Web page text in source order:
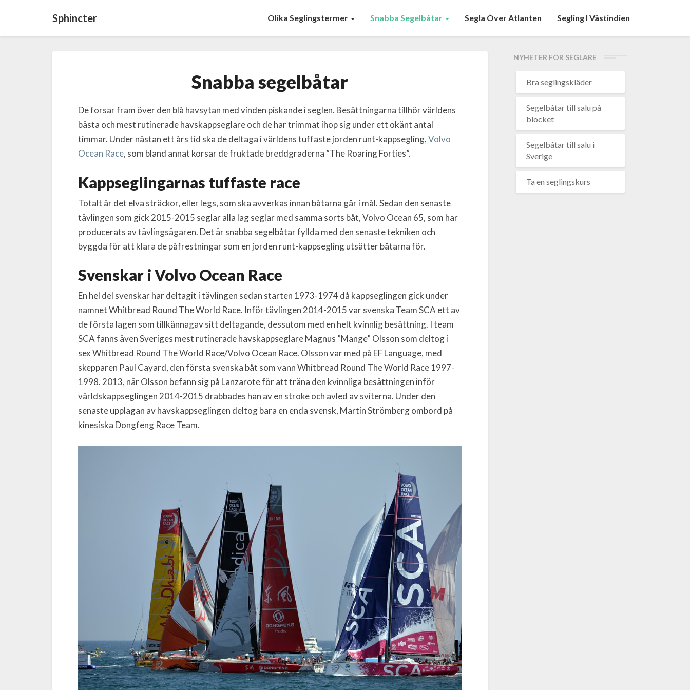
Sphincter Olika Seglingstermer Snabba Segelbåtar Segla Över Atlanten Segling I Västindien
segelbåtar
Snabba segelbåtar
De forsar fram över den blå havsytan med vinden piskande i seglen. Besättningarna tillhör världens
bästa och mest rutinerade havskappseglare och de har trimmat ihop sig under ett okänt antal
timmar. Under nästan ett års tid ska de deltaga i världens tuffaste jorden runt-kappsegling,Volvo
Ocean Race, som bland annat korsar de fruktade breddgraderna ”The Roaring Forties”.
Kappseglingarnas tuffaste race
Totalt är det elva sträckor, eller legs, som ska avverkas innan båtarna går i mål. Sedan den senaste
tävlingen som gick 2015-2015 seglar alla lag seglar med samma sorts båt, Volvo Ocean 65, som har
producerats av tävlingsägaren. Det är snabba segelbåtar fyllda med den senaste tekniken och
byggda för att klara de påfrestningar som en jorden runt-kappsegling utsätter båtarna för.
Svenskar i Volvo Ocean Race
En hel del svenskar har deltagit i tävlingen sedan starten 1973-1974 då kappseglingen gick under
namnet Whitbread Round The World Race. Inför tävlingen 2014-2015 var svenska Team SCA ett av
de första lagen som tillkännagav sitt deltagande, dessutom med en helt kvinnlig besättning. I team
SCA fanns även Sveriges mest rutinerade havskappseglare Magnus ”Mange” Olsson som deltog i
sex Whitbread Round The World Race/Volvo Ocean Race. Olsson var med på EF Language, med
skepparen Paul Cayard, den första svenska båt som vann Whitbread Round The World Race 1997-
1998. 2013, när Olsson befann sig på Lanzarote för att träna den kvinnliga besättningen inför
världskappseglingen 2014-2015 drabbades han av en stroke och avled av sviterna. Under den
senaste upplagan av havskappseglingen deltog bara en enda svensk, Martin Strömberg ombord på
kinesiska Dongfeng Race Team.
NYHETER FÖR SEGLARE
Bra seglingskläder
Segelbåtar till salu på
blocket
Segelbåtar till salu i
Sverige
Ta en seglingskurs